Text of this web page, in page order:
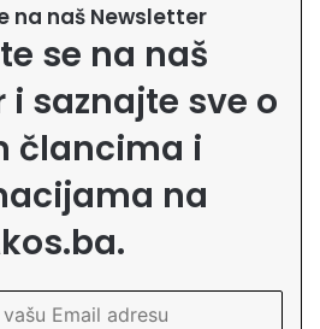
na naš Newsletter
se na naš
saznajte sve o
člancima i
na